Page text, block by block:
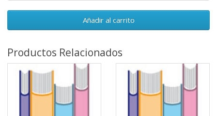
Añadir al carrito
Productos Relacionados